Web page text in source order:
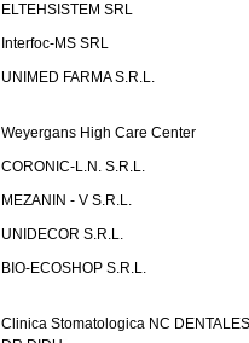
ELTEHSISTEM SRL
Interfoc-MS SRL
UNIMED FARMA S.R.L.
Weyergans High Care Center
CORONIC-L.N. S.R.L.
MEZANIN - V S.R.L.
UNIDECOR S.R.L.
BIO-ECOSHOP S.R.L.
Clinica Stomatologica NC DENTALES